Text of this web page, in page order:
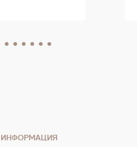
ИНФОРМАЦИЯ